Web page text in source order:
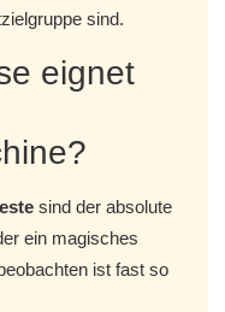
sind.
eignet
sind der absolute
ein magisches
ist fast so